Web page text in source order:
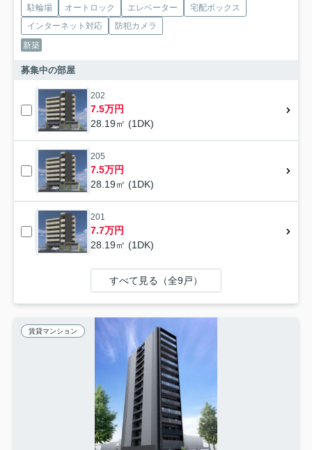
駐輪場 オートロック エレベーター
宅配ボックス
インターネット対応
防犯カメラ
新築
募集中の部屋
202
7.5万円
28.19㎡ (1DK)
205
7.5万円
28.19㎡ (1DK)
201
7.7万円
28.19㎡ (1DK)
すべて見る（全9戸）
賃貸マンション